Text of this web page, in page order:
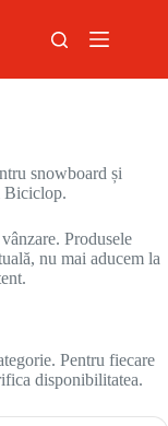
snowboard și
Biciclop.
Produsele
nu mai aducem la
Pentru fiecare
disponibilitatea.